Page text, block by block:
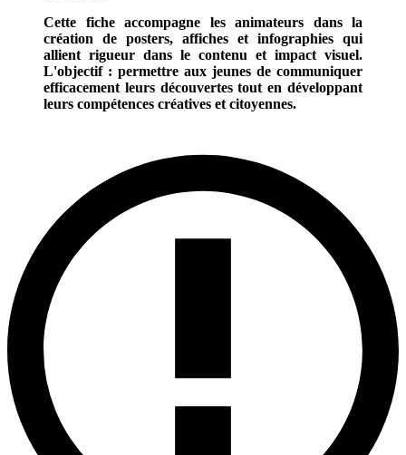
Cette fiche accompagne les animateurs dans la
création de posters, affiches et infographies qui
allient rigueur dans le contenu et impact visuel.
L'objectif : permettre aux jeunes de communiquer
efficacement leurs découvertes tout en développant
leurs compétences créatives et citoyennes.